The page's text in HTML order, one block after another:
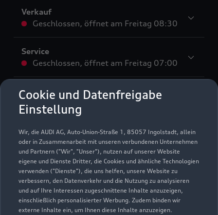
Cookie und Datenfreigabe
Einstellung
Wir, die AUDI AG, Auto-Union-Straße 1, 85057 Ingolstadt, allein
oder in Zusammenarbeit mit unseren verbundenen Unternehmen
und Partnern ("Wir", "Unser"), nutzen auf unserer Website
eigene und Dienste Dritter, die Cookies und ähnliche Technologien
verwenden ("Dienste"), die uns helfen, unsere Website zu
verbessern, den Datenverkehr und die Nutzung zu analysieren
und auf Ihre Interessen zugeschnittene Inhalte anzuzeigen,
einschließlich personalisierter Werbung. Zudem binden wir
externe Inhalte ein, um Ihnen diese Inhalte anzuzeigen.
Verkauf
Geschlossen, öffnet am Freitag 08:30
Service
Geschlossen, öffnet am Freitag 07:00
Teile- und Zubehörverkauf
Geschlossen
Freitag 07:00
* Die Auszeichnung Audi Top Service Partner
2025 wurde von der AUDI AG unter Ausschluss
Dritter nach festgelegten Kriterien an
ausgewählte Audi Partnerunternehmen vergeben.
Hierzu zählen überdurchschnittliche Leistungen
in der Kundenloyalisierung, ein digitales Format